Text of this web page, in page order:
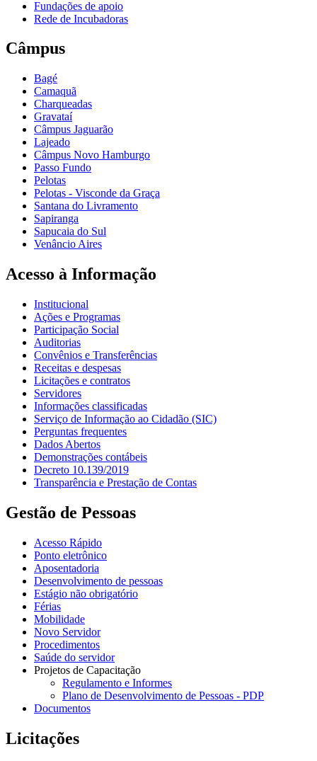
Fundações de apoio
Rede de Incubadoras
Câmpus
Bagé
Camaquã
Charqueadas
Gravataí
Câmpus Jaguarão
Lajeado
Câmpus Novo Hamburgo
Passo Fundo
Pelotas
Pelotas - Visconde da Graça
Santana do Livramento
Sapiranga
Sapucaia do Sul
Venâncio Aires
Acesso à Informação
Institucional
Ações e Programas
Participação Social
Auditorias
Convênios e Transferências
Receitas e despesas
Licitações e contratos
Servidores
Informações classificadas
Serviço de Informação ao Cidadão (SIC)
Perguntas frequentes
Dados Abertos
Demonstrações contábeis
Decreto 10.139/2019
Transparência e Prestação de Contas
Gestão de Pessoas
Acesso Rápido
Ponto eletrônico
Aposentadoria
Desenvolvimento de pessoas
Estágio não obrigatório
Férias
Mobilidade
Novo Servidor
Procedimentos
Saúde do servidor
Projetos de Capacitação
Regulamento e Informes
Plano de Desenvolvimento de Pessoas - PDP
Documentos
Licitações